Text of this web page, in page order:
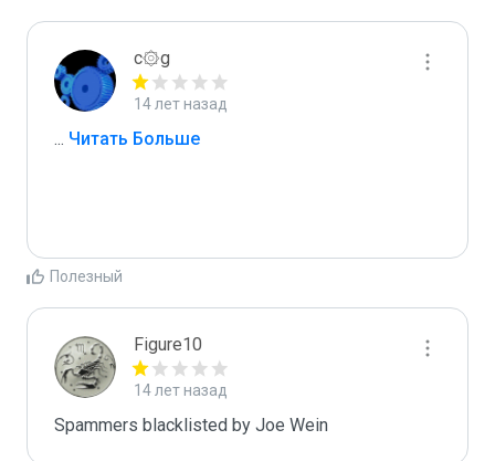
c۞g
14 лет назад
... Читать Больше
Полезный
Figure10
14 лет назад
Spammers blacklisted by Joe Wein